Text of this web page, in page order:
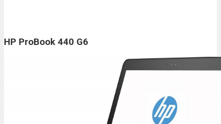
HP ProBook 440 G6